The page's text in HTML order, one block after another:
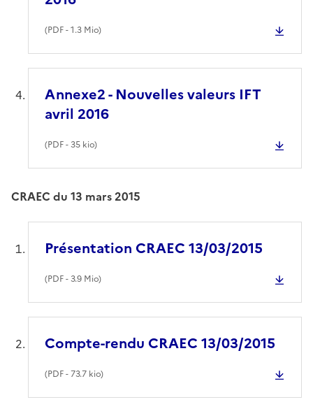
(PDF- 1.3 Mio)
Annexe2 - Nouvelles valeurs IFT
avril 2016
(PDF- 35 kio)
CRAEC du 13 mars 2015
Présentation CRAEC 13/03/2015
(PDF- 3.9 Mio)
Compte-rendu CRAEC 13/03/2015
(PDF- 73.7 kio)